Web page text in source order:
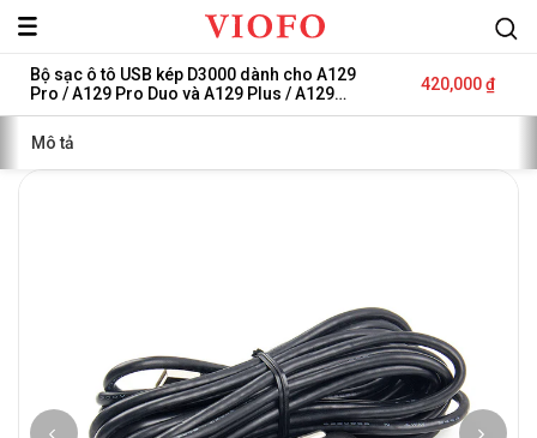
Viofo
Global
Việt
Bộ sạc ô tô USB kép D3000 dành cho A129
Pro / A129 Pro Duo và A129 Plus / A129
Plus Duo
Sale
420,000 ₫
price
Mô tả